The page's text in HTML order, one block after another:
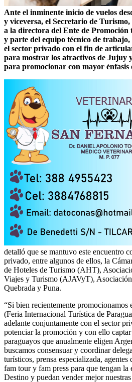
Ante el inminente inicio de vuelos
y viceversa, el Secretario de
a la directora del Ente de
y parte del equipo técnico de
el sector privado con el fin de
para mostrar los atractivos de Jujuy
para promocionar con mayor énfasis
detalló que se mantuvo este encuentro
privado, entre algunos de ellos, la
de Hoteles de Turismo (AHT),
Viajes y Turismo (AJAVyT),
Quebrada y Puna.
“Si bien recientemente
(Feria Internacional Turística de
adelante conjuntamente con el sector
potenciar la promoción y con ello
paraguayos que anualmente eligen
buscamos consensuar y coordinar
turísticos, prensa especializada,
fam tour y fam press para que tengan la
Destino y puedan vender mejor nuestras